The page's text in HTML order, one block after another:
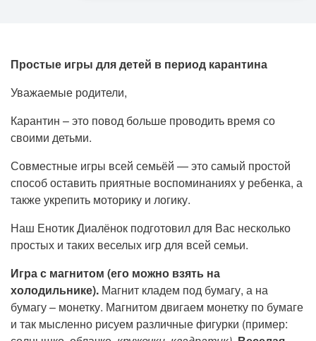
Прием уролога
Прием хирурга
Простые игры для детей в период карантина
Уважаемые родители,
Карантин – это повод больше проводить время со
своими детьми.
Совместные игры всей семьёй — это самый простой
способ оставить приятные воспоминаниях у ребенка, а
также укрепить моторику и логику.
Наш Енотик Диалёнок подготовил для Вас несколько
простых и таких веселых игр для всей семьи.
Игра с магнитом (его можно взять на
холодильнике). Магнит кладем под бумагу, а на
бумагу – монетку. Магнитом двигаем монетку по бумаге
и так мысленно рисуем различные фигурки (пример: